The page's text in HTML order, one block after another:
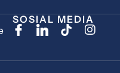
SOSIAL MEDIA
I
t